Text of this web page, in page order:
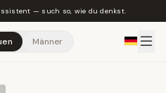
— such so, wie du denkst.
Männer